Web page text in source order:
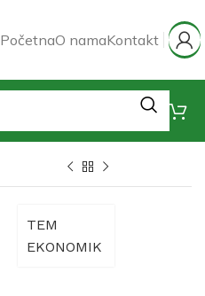
PočetnaO namaKontakt
TEM
EKONOMIK